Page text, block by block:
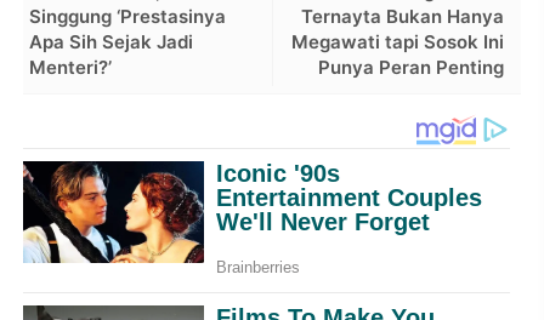
Ternayta Bukan Hanya
Megawati tapi Sosok Ini
Punya Peran Penting
Singgung ‘Prestasinya
Apa Sih Sejak Jadi
Menteri?’